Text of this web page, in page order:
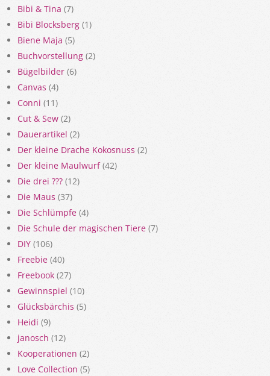
Bibi & Tina (7)
Bibi Blocksberg (1)
Biene Maja (5)
Buchvorstellung (2)
Bügelbilder (6)
Canvas (4)
Conni (11)
Cut & Sew (2)
Dauerartikel (2)
Der kleine Drache Kokosnuss (2)
Der kleine Maulwurf(42)
Die drei ??? (12)
Die Maus (37)
Die Schlümpfe (4)
Die Schule der magischen Tiere (7)
DIY (106)
Freebie (40)
Freebook (27)
Gewinnspiel (10)
Glücksbärchis (5)
Heidi (9)
janosch (12)
Kooperationen (2)
Love Collection (5)